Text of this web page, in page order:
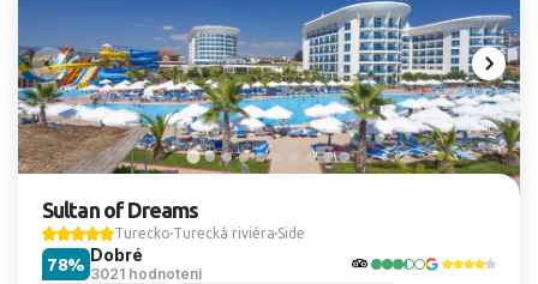
Sultan of Dreams
Turecko Turecká riviéra Side
Dobré
3021 hodnotení
78%